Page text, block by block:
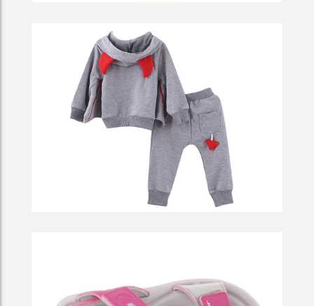
Cicero Famously Orated Against
Swedish House In Winter